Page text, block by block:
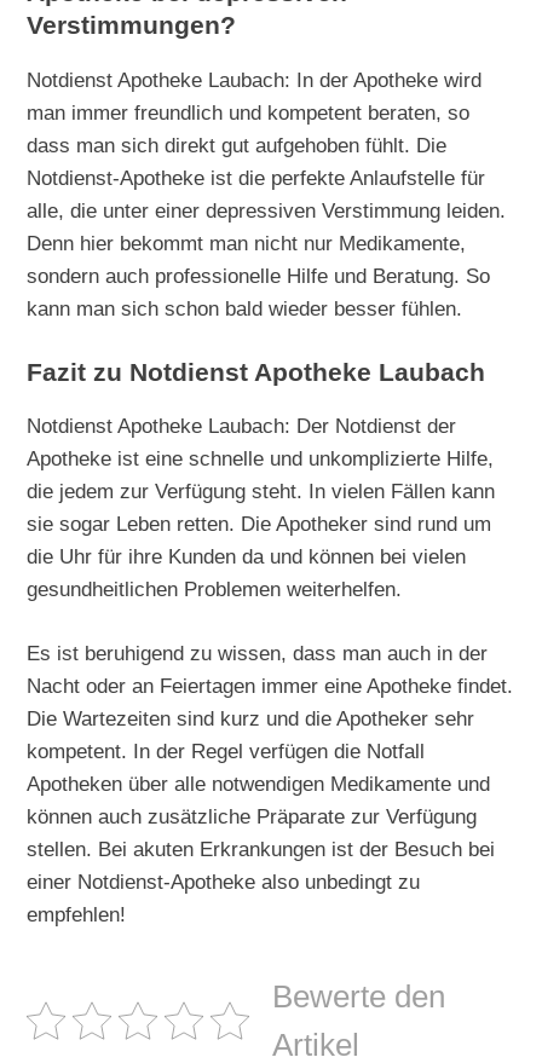
Verstimmungen?
Notdienst Apotheke Laubach: In der Apotheke wird
man immer freundlich und kompetent beraten, so
dass man sich direkt gut aufgehoben fühlt. Die
Notdienst-Apotheke ist die perfekte Anlaufstelle für
alle, die unter einer depressiven Verstimmung leiden.
Denn hier bekommt man nicht nur Medikamente,
sondern auch professionelle Hilfe und Beratung. So
kann man sich schon bald wieder besser fühlen.
Fazit zu Notdienst Apotheke Laubach
Notdienst Apotheke Laubach: Der Notdienst der
Apotheke ist eine schnelle und unkomplizierte Hilfe,
die jedem zur Verfügung steht. In vielen Fällen kann
sie sogar Leben retten. Die Apotheker sind rund um
die Uhr für ihre Kunden da und können bei vielen
gesundheitlichen Problemen weiterhelfen.
Es ist beruhigend zu wissen, dass man auch in der
Nacht oder an Feiertagen immer eine Apotheke findet.
Die Wartezeiten sind kurz und die Apotheker sehr
kompetent. In der Regel verfügen die Notfall
Apotheken über alle notwendigen Medikamente und
können auch zusätzliche Präparate zur Verfügung
stellen. Bei akuten Erkrankungen ist der Besuch bei
einer Notdienst-Apotheke also unbedingt zu
empfehlen!
Bewerte den
Artikel